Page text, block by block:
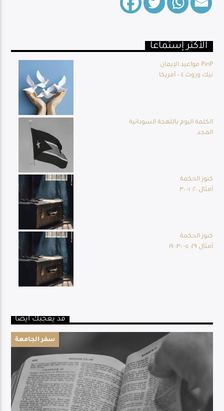
الأكثر إستماعا
مواعيد الإيمان PinP
نيك وروث ٤ – أمريكا
الكلمة اليوم باللهجة السودانية
المجد
كنوز الحكمة
أمثال ٢٠: ١- ٣٠
كنوز الحكمة
أمثال ٢٩: ٥- ٣٠: ١٩
قد يعجبك أيضا
سفر الجامعة